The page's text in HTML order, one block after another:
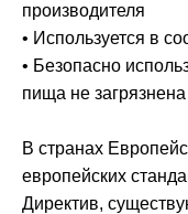
производителя
• Используется в
• Безопасно
пища не загрязнена
В странах
европейских
Директив,